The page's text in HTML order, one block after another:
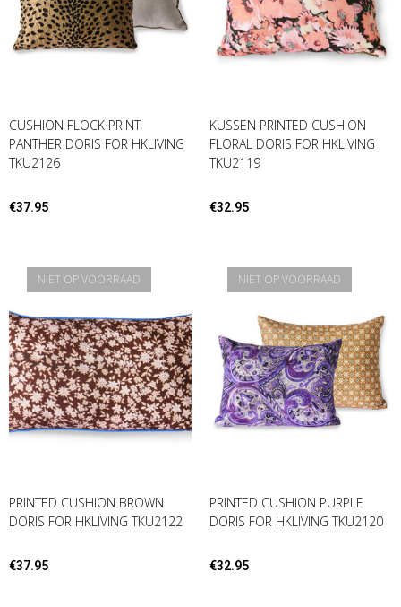
CUSHION FLOCK PRINT
PANTHER DORIS FOR HKLIVING
TKU2126
€37.95
KUSSEN PRINTED CUSHION
FLORAL DORIS FOR HKLIVING
TKU2119
€32.95
NIET OP VOORRAAD
PRINTED CUSHION BROWN
DORIS FOR HKLIVING TKU2122
€37.95
NIET OP VOORRAAD
PRINTED CUSHION PURPLE
DORIS FOR HKLIVING TKU2120
€32.95